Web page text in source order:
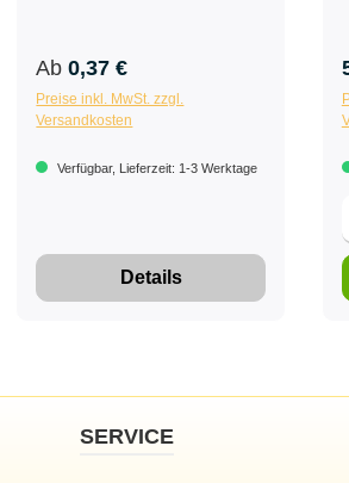
Ab0,37 €
Preise inkl. MwSt. zzgl.
Versandkosten
Verfügbar, Lieferzeit: 1-3 Werktage
Details
SERVICE